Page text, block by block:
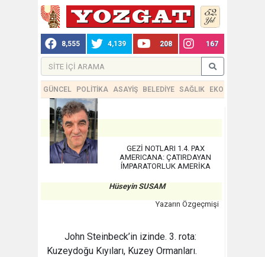
8,555 4,139 208 167
GÜNCEL POLİTİKA ASAYİŞ BELEDİYE SAĞLIK EKONOMİ
GEZİ NOTLARI 1.4. PAX
AMERICANA: ÇATIRDAYAN
ÍMPARATORLUK AMERİKA
Hüseyin SUSAM
Yazarın Özgeçmişi
John Steinbeck’in izinde. 3. rota:
Kuzeydoğu Kıyıları, Kuzey Ormanları.